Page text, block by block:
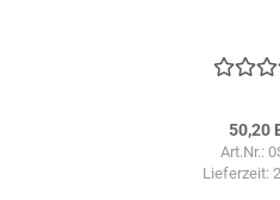
50,20
Art.Nr.:
Lieferzeit: